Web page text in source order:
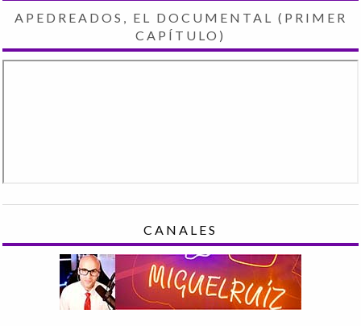
APEDREADOS, EL DOCUMENTAL (PRIMER
CAPÍTULO)
CANALES